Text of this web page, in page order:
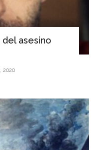
del asesino
2020